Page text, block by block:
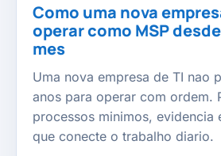
Como uma nova
operar como MSP
mes
Uma nova empresa de TI nao
anos para operar com ordem.
processos minimos, evidencia
que conecte o trabalho diario.